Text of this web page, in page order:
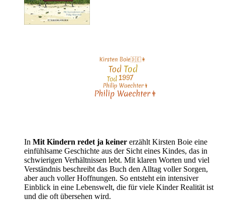
In Mit Kindern redet ja keiner erzählt Kirsten Boie eine
einfühlsame Geschichte aus der Sicht eines Kindes, das in
schwierigen Verhältnissen lebt. Mit klaren Worten und viel
Verständnis beschreibt das Buch den Alltag voller Sorgen,
aber auch voller Hoffnungen. So entsteht ein intensiver
Einblick in eine Lebenswelt, die für viele Kinder Realität ist
und die oft übersehen wird.